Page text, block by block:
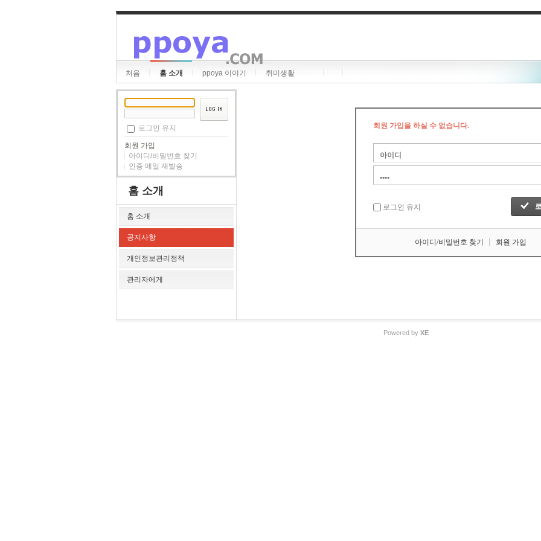
처음 홈 소개 ppoya 이야기 취미생활
로그인 유지
회원 가입
아이디/비밀번호 찾기
인증 메일 재발송
홈 소개
홈 소개
공지사항
개인정보관리정책
관리자에게
회원 가입을 하실 수 없습니다.
로그인 유지
아이디/비밀번호 찾기 회원 가입
Powered by XE